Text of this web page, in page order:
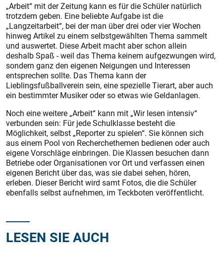
„Arbeit“ mit der Zeitung kann es für die Schüler natürlich
trotzdem geben. Eine beliebte Aufgabe ist die
„Langzeitarbeit“, bei der man über drei oder vier Wochen
hinweg Artikel zu einem selbstgewählten Thema sammelt
und auswertet. Diese Arbeit macht aber schon allein
deshalb Spaß - weil das Thema keinem aufgezwungen wird,
sondern ganz den eigenen Neigungen und Interessen
entsprechen sollte. Das Thema kann der
Lieblingsfußballverein sein, eine spezielle Tierart, aber auch
ein bestimmter Musiker oder so etwas wie Geldanlagen.
Noch eine weitere „Arbeit“ kann mit „Wir lesen intensiv“
verbunden sein: Für jede Schulklasse besteht die
Möglichkeit, selbst „Reporter zu spielen“. Sie können sich
aus einem Pool von Recherchethemen bedienen oder auch
eigene Vorschläge einbringen. Die Klassen besuchen dann
Betriebe oder Organisationen vor Ort und verfassen einen
eigenen Bericht über das, was sie dabei sehen, hören,
erleben. Dieser Bericht wird samt Fotos, die die Schüler
ebenfalls selbst aufnehmen, im Teckboten veröffentlicht.
LESEN SIE AUCH